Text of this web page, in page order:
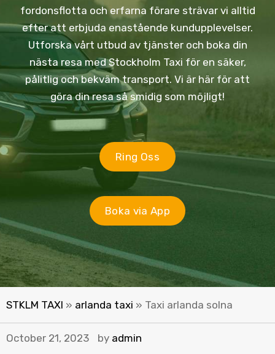
fordonsflotta och erfarna förare strävar vi alltid
efter att erbjuda enastående kundupplevelser.
Utforska vårt utbud av tjänster och boka din
nästa resa med Stockholm Taxi för en säker,
pålitlig och bekväm transport. Vi är här för att
göra din resa så smidig som möjligt!
Ring Oss
Boka via App
STKLM TAXI » arlanda taxi » Taxi arlanda solna
October 21, 2023 by admin